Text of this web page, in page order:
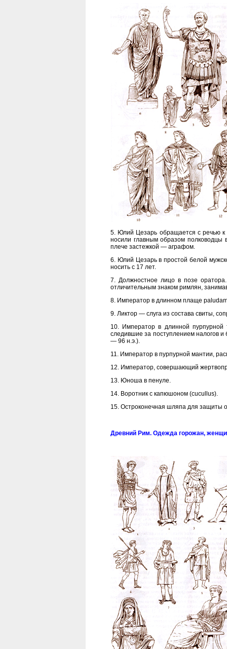
5. Юлий Цезарь обращается с речью
носили главным образом
плече застежкой — аграфом.
6. Юлий Цезарь в простой белой
носить с 17 лет.
7. Должностное лицо в позе
отличительным знаком римлян,
8. Император в длинном плаще
9. Ликтор — слуга из состава свиты,
10. Император в длинной
следившие за поступлением налогов
— 96 н.э.).
11. Император в пурпурной мантии,
12. Император, совершающий
13. Юноша в пенуле.
14. Воротник с капюшоном (cucullus).
15. Остроконечная шляпа для защиты
Древний Рим. Одежда горожан,